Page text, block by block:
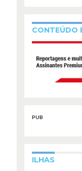
CONTEÚDO
PUB
ILHAS